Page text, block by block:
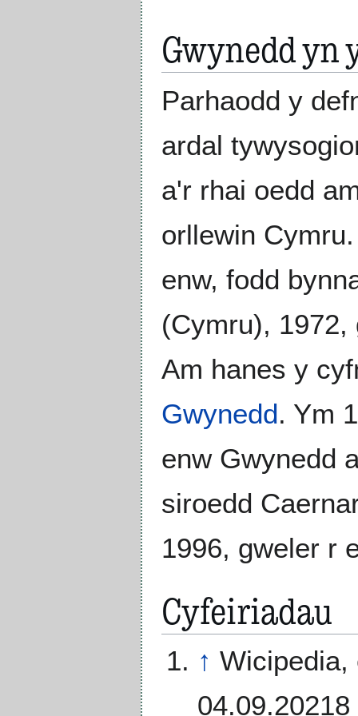
Gwynedd yn
Parhaodd y
ardal
a'r rhai oedd
orllewin
enw, fodd
(Cymru), 1972,
Am hanes y
Gwynedd. Ym
enw Gwynedd
siroedd
1996, gweler r
Cyfeiriadau
↑
04.09.20218